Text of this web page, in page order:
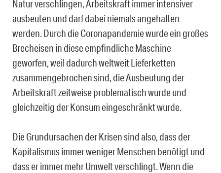
Natur verschlingen, Arbeitskraft immer intensiver
ausbeuten und darf dabei niemals angehalten
werden. Durch die Coronapandemie wurde ein großes
Brecheisen in diese empfindliche Maschine
geworfen, weil dadurch weltweit Lieferketten
zusammengebrochen sind, die Ausbeutung der
Arbeitskraft zeitweise problematisch wurde und
gleichzeitig der Konsum eingeschränkt wurde.
Die Grundursachen der Krisen sind also, dass der
Kapitalismus immer weniger Menschen benötigt und
dass er immer mehr Umwelt verschlingt. Wenn die